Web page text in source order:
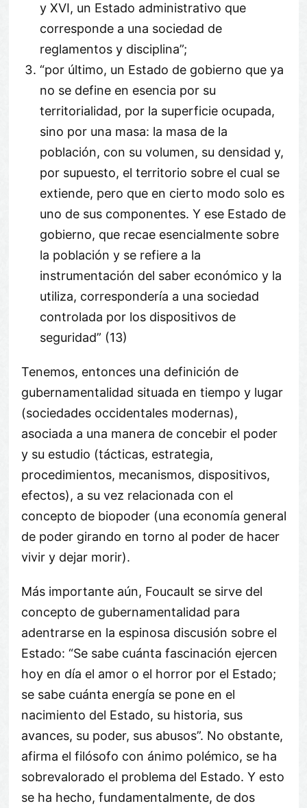
y XVI, un Estado administrativo que
corresponde a una sociedad de
reglamentos y disciplina”;
“por último, un Estado de gobierno que ya
no se define en esencia por su
territorialidad, por la superficie ocupada,
sino por una masa: la masa de la
población, con su volumen, su densidad y,
por supuesto, el territorio sobre el cual se
extiende, pero que en cierto modo solo es
uno de sus componentes. Y ese Estado de
gobierno, que recae esencialmente sobre
la población y se refiere a la
instrumentación del saber económico y la
utiliza, correspondería a una sociedad
controlada por los dispositivos de
seguridad” (13)
Tenemos, entonces una definición de
gubernamentalidad situada en tiempo y lugar
(sociedades occidentales modernas),
asociada a una manera de concebir el poder
y su estudio (tácticas, estrategia,
procedimientos, mecanismos, dispositivos,
efectos), a su vez relacionada con el
concepto de biopoder (una economía general
de poder girando en torno al poder de hacer
vivir y dejar morir).
Más importante aún, Foucault se sirve del
concepto de gubernamentalidad para
adentrarse en la espinosa discusión sobre el
Estado: “Se sabe cuánta fascinación ejercen
hoy en día el amor o el horror por el Estado;
se sabe cuánta energía se pone en el
nacimiento del Estado, su historia, sus
avances, su poder, sus abusos”. No obstante,
afirma el filósofo con ánimo polémico, se ha
sobrevalorado el problema del Estado. Y esto
se ha hecho, fundamentalmente, de dos